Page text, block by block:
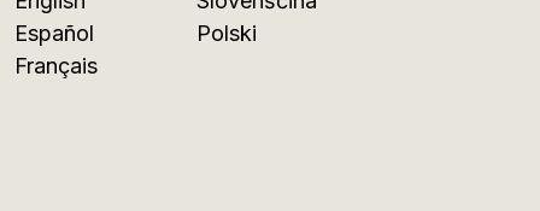
Español
Français
Polski